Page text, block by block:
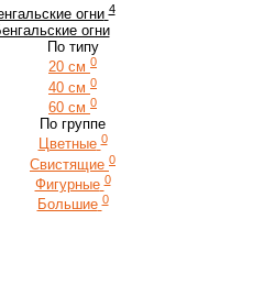
огни 4
огни
По типу
20 см 0
40 см 0
60 см 0
По группе
Цветные 0
Свистящие 0
Фигурные 0
Большие 0